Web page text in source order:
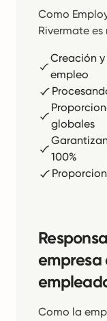
Como
Rivermate
Creación
empleo
globales
100%
empresa
Como la